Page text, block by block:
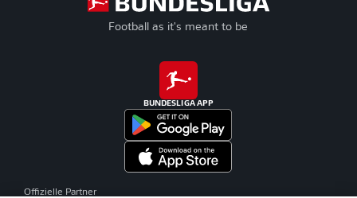
Football as it's meant to be
BUNDESLIGA APP
Offizielle Partner